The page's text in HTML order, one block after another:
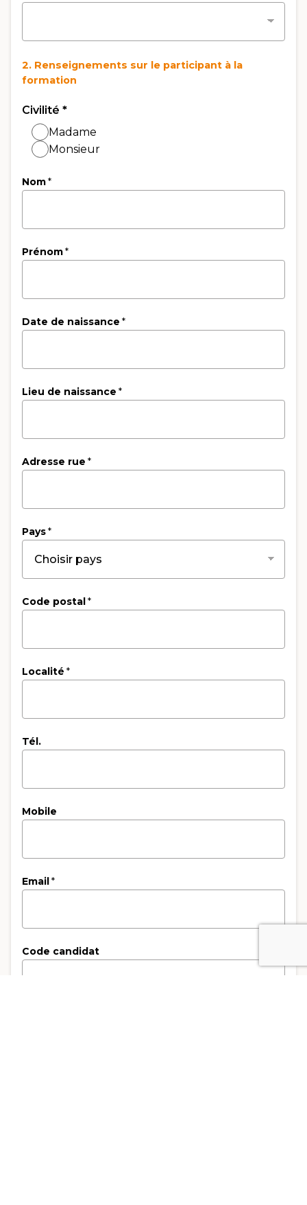
2. Renseignements sur le participant à la
formation
Civilité *
Madame
Monsieur
Nom*
Prénom*
Date de naissance *
Lieu de naissance *
Adresse rue *
Pays*
Code postal *
Localité *
Tél.
Mobile
Email *
Code candidat